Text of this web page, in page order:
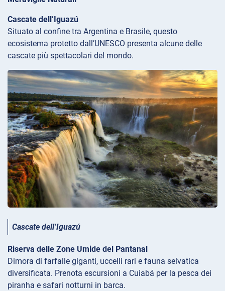
Cascate dell’Iguazú
Situato al confine tra Argentina e Brasile, questo
ecosistema protetto dall’UNESCO presenta alcune delle
cascate più spettacolari del mondo.
Cascate dell’Iguazú
Riserva delle Zone Umide del Pantanal
Dimora di farfalle giganti, uccelli rari e fauna selvatica
diversificata. Prenota escursioni a Cuiabá per la pesca dei
piranha e safari notturni in barca.